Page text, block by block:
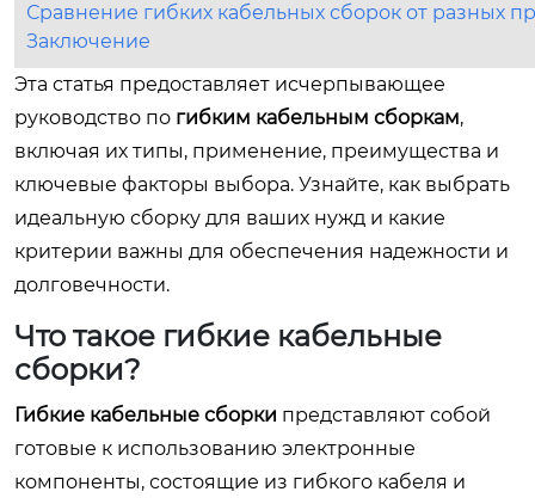
Сравнение гибких кабельных сборок от разных
Заключение
Эта статья предоставляет исчерпывающее
руководство по гибким кабельным сборкам,
включая их типы, применение, преимущества и
ключевые факторы выбора. Узнайте, как выбрать
идеальную сборку для ваших нужд и какие
критерии важны для обеспечения надежности и
долговечности.
Что такое гибкие кабельные
сборки?
Гибкие кабельные сборки представляют собой
готовые к использованию электронные
компоненты, состоящие из гибкого кабеля и